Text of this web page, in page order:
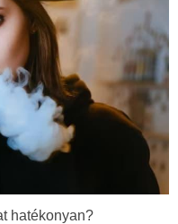
hatékonyan?